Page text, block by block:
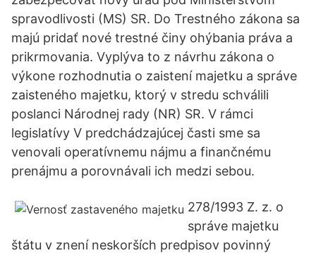
spravodlivosti (MS) SR. Do Trestného zákona sa
majú pridať nové trestné činy ohýbania práva a
prikrmovania. Vyplýva to z návrhu zákona o
výkone rozhodnutia o zaistení majetku a správe
zaisteného majetku, ktorý v stredu schválili
poslanci Národnej rady (NR) SR. V rámci
legislatívy V predchádzajúcej časti sme sa
venovali operatívnemu nájmu a finančnému
prenájmu a porovnávali ich medzi sebou.
278/1993 Z. z. o
správe majetku
štátu v znení neskorších predpisov povinný